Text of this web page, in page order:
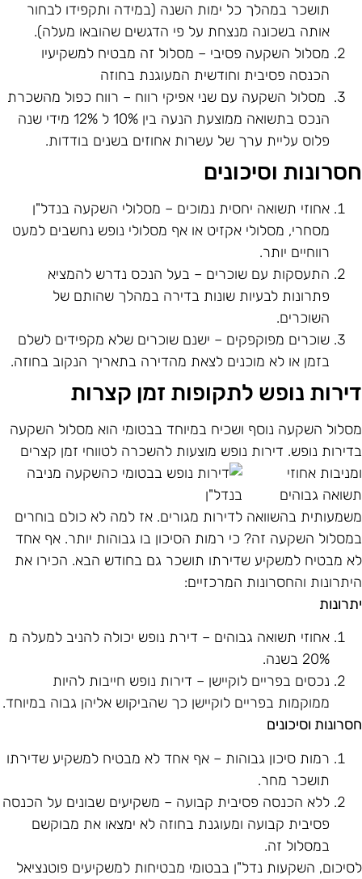
תושכר במהלך כל ימות השנה (במידה ותקפידו לבחור
אותה בשכונה מנצחת על פי הדגשים שהובאו מעלה).
מסלול השקעה פסיבי – מסלול זה מבטיח למשקיעיו
הכנסה פסיבית וחודשית המעוגנת בחוזה
מסלול השקעה עם שני אפיקי רווח – רווח כפול מהשכרת
הנכס בתשואה ממוצעת הנעה בין 10% ל 12% מידי שנה
פלוס עליית ערך של עשרות אחוזים בשנים בודדות.
וסיכונים
אחוזי תשואה יחסית נמוכים – מסלולי השקעה בנדל"ן
מסחרי, מסלולי אקזיט או אף מסלולי נופש נחשבים למעט
רווחיים יותר.
התעסקות עם שוכרים – בעל הנכס נדרש להמציא
פתרונות לבעיות שונות בדירה במהלך שהותם של
השוכרים.
שוכרים מפוקפקים – ישנם שוכרים שלא מקפידים לשלם
בזמן או לא מוכנים לצאת מהדירה בתאריך הנקוב בחוזה.
נופש לתקופות זמן קצרות
השקעה נוסף ושכיח במיוחד בבטומי הוא מסלול השקעה
נופש. דירות נופש מוצעות להשכרה לטווחי זמן קצרים
אחוזי
גבוהים
בהשוואה לדירות מגורים. אז למה לא כולם בוחרים
השקעה זה? כי רמות הסיכון בו גבוהות יותר. אף אחד
מבטיח למשקיע שדירתו תושכר גם בחודש הבא. הכירו את
והחסרונות המרכזיים:
אחוזי תשואה גבוהים – דירת נופש יכולה להניב למעלה מ
20% בשנה.
נכסים בפריים לוקיישן – דירות נופש חייבות להיות
ממוקמות בפריים לוקיישן כך שהביקוש אליהן גבוה במיוחד.
וסיכונים
רמות סיכון גבוהות – אף אחד לא מבטיח למשקיע שדירתו
תושכר מחר.
ללא הכנסה פסיבית קבועה – משקיעים שבונים על הכנסה
פסיבית קבועה ומעוגנת בחוזה לא ימצאו את מבוקשם
במסלול זה.
השקעות נדל"ן בבטומי מבטיחות למשקיעים פוטנציאל